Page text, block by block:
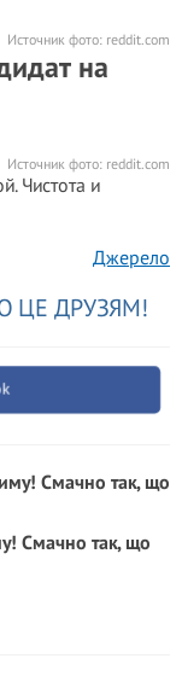
Источник фото: reddit.com
на
Источник фото: reddit.com
Чистота и
Джерело
ЦЕ ДРУЗЯМ!
Смачно так, що